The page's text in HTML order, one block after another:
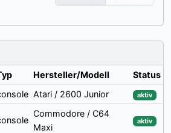
Hersteller/Modell
Status
Atari / 2600 Junior aktiv
Commodore / C64
Maxi
aktiv